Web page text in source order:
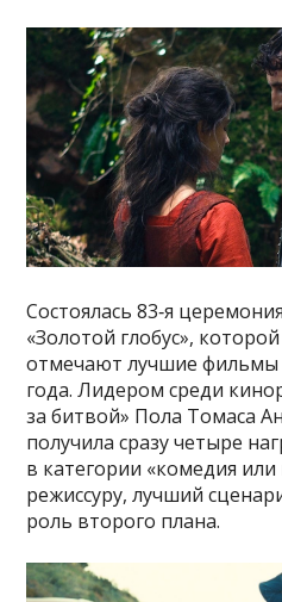
Состоялась 83‑я
«Золотой глобус»,
отмечают лучшие
года. Лидером среди
за битвой» Пола Томаса
получила сразу четыре
в категории «комедия
режиссуру, лучший
роль второго плана.